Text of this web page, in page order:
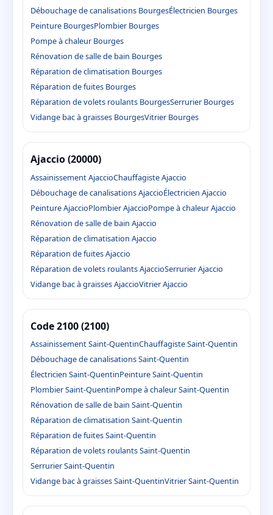
Débouchage de canalisations BourgesÉlectricien Bourges
Peinture BourgesPlombier Bourges
Pompe à chaleur Bourges
Rénovation de salle de bain Bourges
Réparation de climatisation Bourges
Réparation de fuites Bourges
Réparation de volets roulants BourgesSerrurier Bourges
Vidange bac à graisses BourgesVitrier Bourges
Ajaccio (20000)
Assainissement AjaccioChauffagiste Ajaccio
Débouchage de canalisations AjaccioÉlectricien Ajaccio
Peinture AjaccioPlombier AjaccioPompe à chaleur Ajaccio
Rénovation de salle de bain Ajaccio
Réparation de climatisation Ajaccio
Réparation de fuites Ajaccio
Réparation de volets roulants AjaccioSerrurier Ajaccio
Vidange bac à graisses AjaccioVitrier Ajaccio
Code 2100 (2100)
Assainissement Saint-QuentinChauffagiste Saint-Quentin
Débouchage de canalisations Saint-Quentin
Électricien Saint-QuentinPeinture Saint-Quentin
Plombier Saint-QuentinPompe à chaleur Saint-Quentin
Rénovation de salle de bain Saint-Quentin
Réparation de climatisation Saint-Quentin
Réparation de fuites Saint-Quentin
Réparation de volets roulants Saint-Quentin
Serrurier Saint-Quentin
Vidange bac à graisses Saint-QuentinVitrier Saint-Quentin